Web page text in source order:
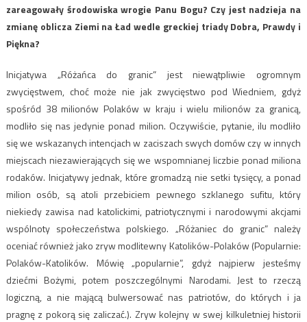
zareagowały środowiska wrogie Panu Bogu? Czy jest nadzieja na
zmianę oblicza Ziemi na Ład wedle greckiej triady Dobra, Prawdy i
Piękna?
Inicjatywa „Różańca do granic” jest niewątpliwie ogromnym
zwycięstwem, choć może nie jak zwycięstwo pod Wiedniem, gdyż
spośród 38 milionów Polaków w kraju i wielu milionów za granicą,
modliło się nas jedynie ponad milion. Oczywiście, pytanie, ilu modliło
się we wskazanych intencjach w zaciszach swych domów czy w innych
miejscach niezawierających się we wspomnianej liczbie ponad miliona
rodaków. Inicjatywy jednak, które gromadzą nie setki tysięcy, a ponad
milion osób, są atoli przebiciem pewnego szklanego sufitu, który
niekiedy zawisa nad katolickimi, patriotycznymi i narodowymi akcjami
wspólnoty społeczeństwa polskiego. „Różaniec do granic” należy
oceniać również jako zryw modlitewny Katolików-Polaków (Popularnie:
Polaków-Katolików. Mówię „popularnie”, gdyż najpierw jesteśmy
dziećmi Bożymi, potem poszczególnymi Narodami. Jest to rzeczą
logiczną, a nie mającą bulwersować nas patriotów, do których i ja
pragnę z pokorą się zaliczać.). Zryw kolejny w swej kilkuletniej historii